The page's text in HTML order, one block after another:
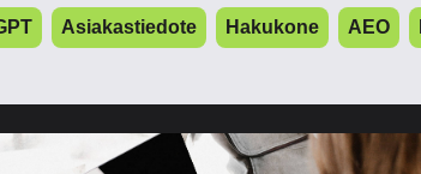
Asiakastiedote Hakukone AEO